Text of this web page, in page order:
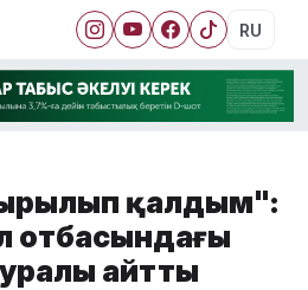
RU
қалдым":
отбасындағы
айтты